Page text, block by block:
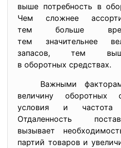
выше потребность в
Чем сложнее
тем больше
тем значительнее
запасов, тем
в оборотных средствах.
Важными
величину оборотных
условия и частота
Отдаленность
вызывает
партий товаров и